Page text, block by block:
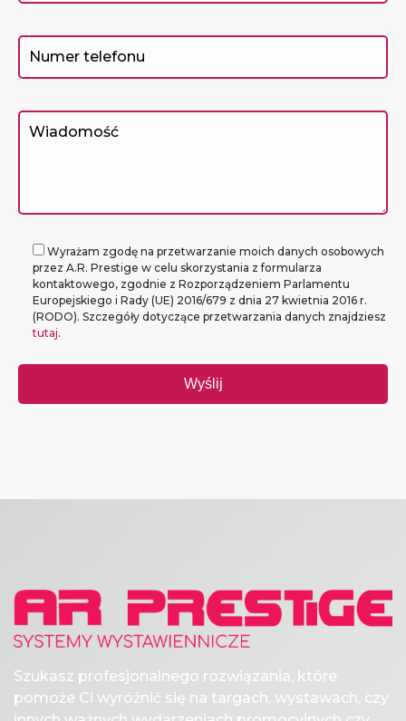
Wyrażam zgodę na przetwarzanie moich danych osobowych
przez A.R. Prestige w celu skorzystania z formularza
kontaktowego, zgodnie z Rozporządzeniem Parlamentu
Europejskiego i Rady (UE) 2016/679 z dnia 27 kwietnia 2016 r.
(RODO). Szczegóły dotyczące przetwarzania danych znajdziesz
tutaj.
Szukasz profesjonalnego rozwiązania, które
pomoże Ci wyróżnić się na targach, wystawach, czy